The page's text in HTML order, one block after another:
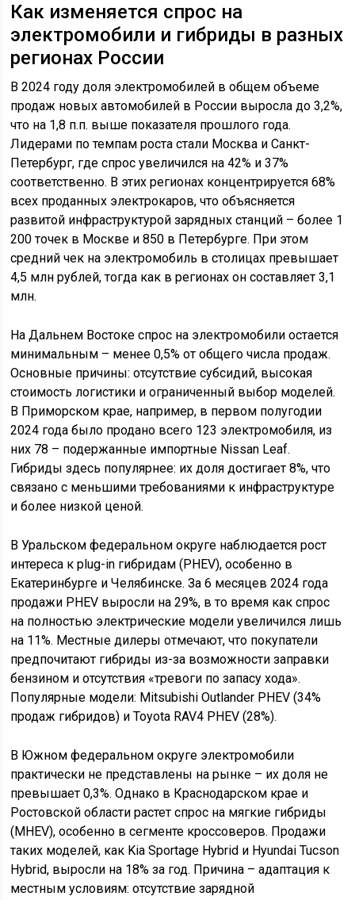
Как изменяется спрос на
электромобили и гибриды в разных
регионах России
В 2024 году доля электромобилей в общем объеме
продаж новых автомобилей в России выросла до 3,2%,
что на 1,8 п.п. выше показателя прошлого года.
Лидерами по темпам роста стали Москва и Санкт-
Петербург, где спрос увеличился на 42% и 37%
соответственно. В этих регионах концентрируется 68%
всех проданных электрокаров, что объясняется
развитой инфраструктурой зарядных станций – более 1
200 точек в Москве и 850 в Петербурге. При этом
средний чек на электромобиль в столицах превышает
4,5 млн рублей, тогда как в регионах он составляет 3,1
млн.
На Дальнем Востоке спрос на электромобили остается
минимальным – менее 0,5% от общего числа продаж.
Основные причины: отсутствие субсидий, высокая
стоимость логистики и ограниченный выбор моделей.
В Приморском крае, например, в первом полугодии
2024 года было продано всего 123 электромобиля, из
них 78 – подержанные импортные Nissan Leaf.
Гибриды здесь популярнее: их доля достигает 8%, что
связано с меньшими требованиями к инфраструктуре
и более низкой ценой.
В Уральском федеральном округе наблюдается рост
интереса к plug-in гибридам (PHEV), особенно в
Екатеринбурге и Челябинске. За 6 месяцев 2024 года
продажи PHEV выросли на 29%, в то время как спрос
на полностью электрические модели увеличился лишь
на 11%. Местные дилеры отмечают, что покупатели
предпочитают гибриды из-за возможности заправки
бензином и отсутствия «тревоги по запасу хода».
Популярные модели: Mitsubishi Outlander PHEV (34%
продаж гибридов) и Toyota RAV4 PHEV (28%).
В Южном федеральном округе электромобили
практически не представлены на рынке – их доля не
превышает 0,3%. Однако в Краснодарском крае и
Ростовской области растет спрос на мягкие гибриды
(MHEV), особенно в сегменте кроссоверов. Продажи
таких моделей, как Kia Sportage Hybrid и Hyundai Tucson
Hybrid, выросли на 18% за год. Причина – адаптация к
местным условиям: отсутствие зарядной